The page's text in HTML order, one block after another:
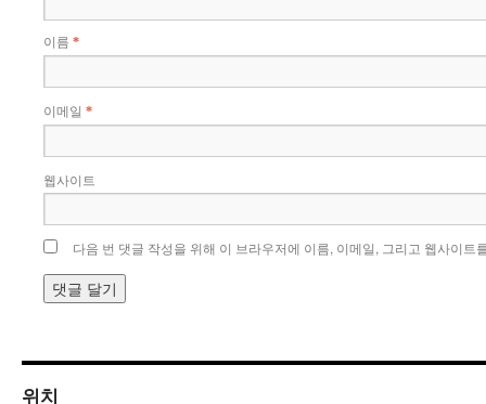
이름 *
이메일 *
웹사이트
다음 번 댓글 작성을 위해 이 브라우저에 이름, 이메일, 그리고 웹사이트
위치